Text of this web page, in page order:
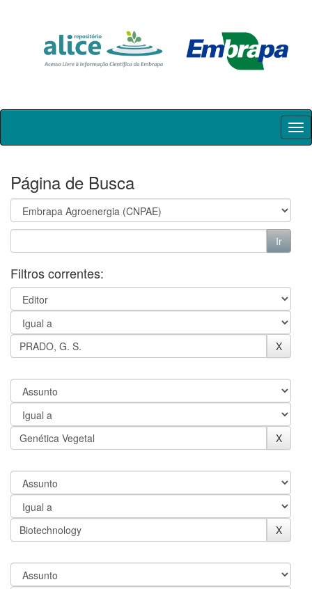
Skip
Página de Busca
Filtros correntes: